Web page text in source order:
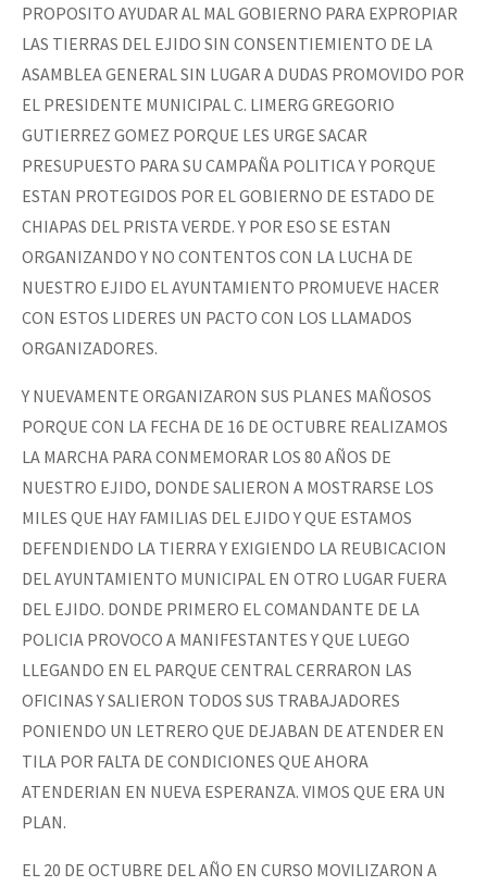
PROPOSITO AYUDAR AL MAL GOBIERNO PARA EXPROPIAR
LAS TIERRAS DEL EJIDO SIN CONSENTIEMIENTO DE LA
ASAMBLEA GENERAL SIN LUGAR A DUDAS PROMOVIDO POR
EL PRESIDENTE MUNICIPAL C. LIMERG GREGORIO
GUTIERREZ GOMEZ PORQUE LES URGE SACAR
PRESUPUESTO PARA SU CAMPAÑA POLITICA Y PORQUE
ESTAN PROTEGIDOS POR EL GOBIERNO DE ESTADO DE
CHIAPAS DEL PRISTA VERDE. Y POR ESO SE ESTAN
ORGANIZANDO Y NO CONTENTOS CON LA LUCHA DE
NUESTRO EJIDO EL AYUNTAMIENTO PROMUEVE HACER
CON ESTOS LIDERES UN PACTO CON LOS LLAMADOS
ORGANIZADORES.
Y NUEVAMENTE ORGANIZARON SUS PLANES MAÑOSOS
PORQUE CON LA FECHA DE 16 DE OCTUBRE REALIZAMOS
LA MARCHA PARA CONMEMORAR LOS 80 AÑOS DE
NUESTRO EJIDO, DONDE SALIERON A MOSTRARSE LOS
MILES QUE HAY FAMILIAS DEL EJIDO Y QUE ESTAMOS
DEFENDIENDO LA TIERRA Y EXIGIENDO LA REUBICACION
DEL AYUNTAMIENTO MUNICIPAL EN OTRO LUGAR FUERA
DEL EJIDO. DONDE PRIMERO EL COMANDANTE DE LA
POLICIA PROVOCO A MANIFESTANTES Y QUE LUEGO
LLEGANDO EN EL PARQUE CENTRAL CERRARON LAS
OFICINAS Y SALIERON TODOS SUS TRABAJADORES
PONIENDO UN LETRERO QUE DEJABAN DE ATENDER EN
TILA POR FALTA DE CONDICIONES QUE AHORA
ATENDERIAN EN NUEVA ESPERANZA. VIMOS QUE ERA UN
PLAN.
EL 20 DE OCTUBRE DEL AÑO EN CURSO MOVILIZARON A